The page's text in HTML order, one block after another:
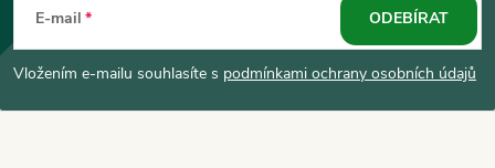
u
p
a
E-mail
Vložením e-mailu souhlasíte s podmínkami ochrany osobních údajů
ODEBÍRAT